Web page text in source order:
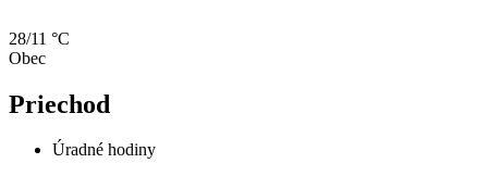
28/11 °C
Obec
Priechod
Úradné hodiny